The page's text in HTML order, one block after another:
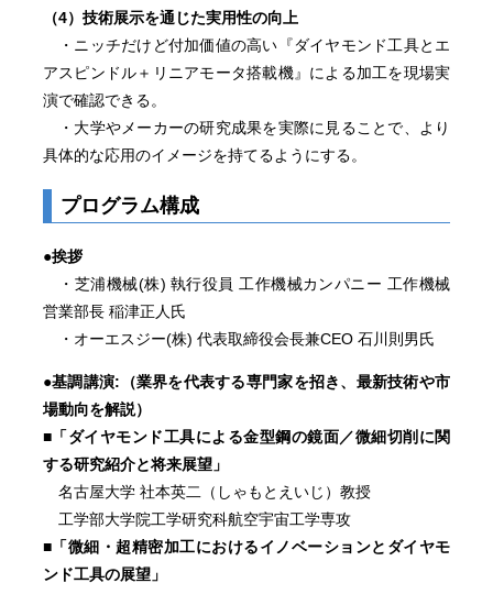
（4）技術展示を通じた実用性の向上
・ニッチだけど付加価値の高い『ダイヤモンド工具とエ
アスピンドル＋リニアモータ搭載機』による加工を現場実
演で確認できる。
・大学やメーカーの研究成果を実際に見ることで、より
具体的な応用のイメージを持てるようにする。
プログラム構成
●挨拶
・芝浦機械(株) 執行役員 工作機械カンパニー 工作機械
営業部長 稲津正人氏
・オーエスジー(株) 代表取締役会長兼CEO 石川則男氏
●基調講演:（業界を代表する専門家を招き、最新技術や市
場動向を解説）
■「ダイヤモンド工具による金型鋼の鏡面／微細切削に関
する研究紹介と将来展望」
名古屋大学 社本英二（しゃもとえいじ）教授
工学部大学院工学研究科航空宇宙工学専攻
■「微細・超精密加工におけるイノベーションとダイヤモ
ンド工具の展望」